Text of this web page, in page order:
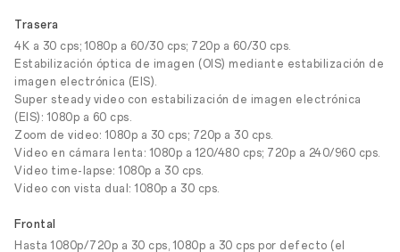
Trasera
4K a 30 cps; 1080p a 60/30 cps; 720p a 60/30 cps.
Estabilización óptica de imagen (OIS) mediante estabilización de
imagen electrónica (EIS).
Super steady video con estabilización de imagen electrónica
(EIS): 1080p a 60 cps.
Zoom de video: 1080p a 30 cps; 720p a 30 cps.
Video en cámara lenta: 1080p a 120/480 cps; 720p a 240/960 cps.
Video time-lapse: 1080p a 30 cps.
Video con vista dual: 1080p a 30 cps.
Frontal
Hasta 1080p/720p a 30 cps, 1080p a 30 cps por defecto (el